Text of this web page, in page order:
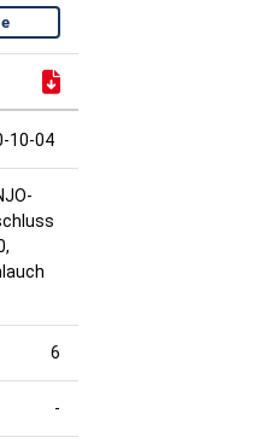
10-04
6
-